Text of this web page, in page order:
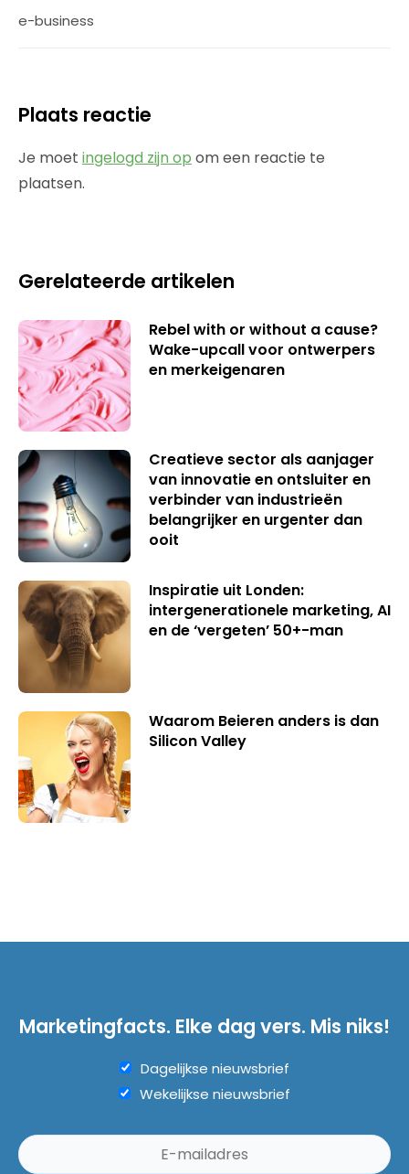
e-business
Plaats reactie
Je moet ingelogd zijn op om een reactie te
plaatsen.
Gerelateerde artikelen
Rebel with or without a cause?
Wake-upcall voor ontwerpers
en merkeigenaren
Creatieve sector als aanjager
van innovatie en ontsluiter en
verbinder van industrieën
belangrijker en urgenter dan
ooit
Inspiratie uit Londen:
intergenerationele marketing, AI
en de ‘vergeten’ 50+-man
Waarom Beieren anders is dan
Silicon Valley
Marketingfacts. Elke dag vers. Mis niks!
Dagelijkse nieuwsbrief
Wekelijkse nieuwsbrief